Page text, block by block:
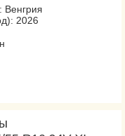
Венгрия
2026